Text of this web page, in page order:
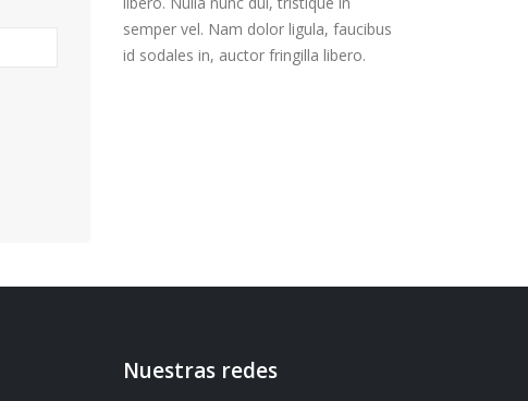
semper vel. Nam dolor ligula, faucibus
id sodales in, auctor fringilla libero.
Nuestras redes